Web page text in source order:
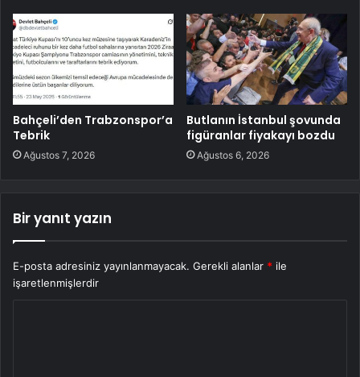
Bahçeli’den Trabzonspor’a
Tebrik
Ağustos 7, 2026
Butlanın İstanbul şovunda
figüranlar fiyakayı bozdu
Ağustos 6, 2026
Bir yanıt yazın
E-posta adresiniz yayınlanmayacak. Gerekli alanlar * ile
işaretlenmişlerdir